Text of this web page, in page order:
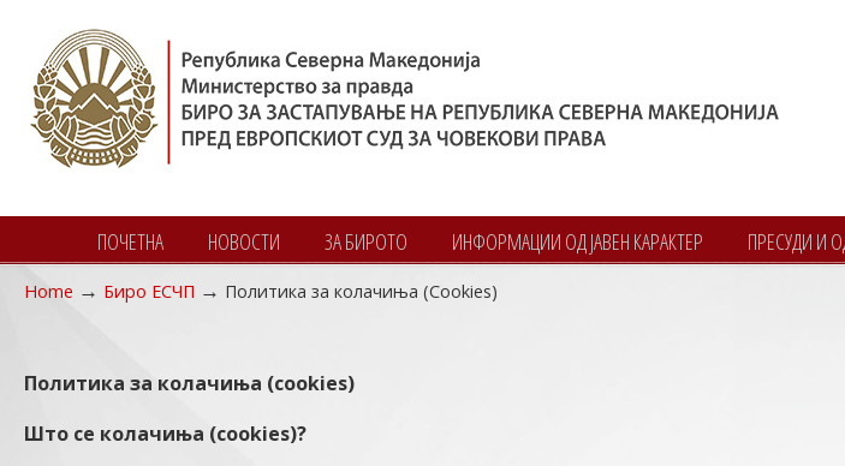
ПОЧЕТНА НОВОСТИ ЗА БИРОТО ИНФОРМАЦИИ ОД ЈАВЕН КАРАКТЕР ПРЕСУДИ И
Navigation
Home → Биро ЕСЧП → Политика за колачиња (Cookies)
Политика за колачиња (cookies)
Што се колачиња (cookies)?